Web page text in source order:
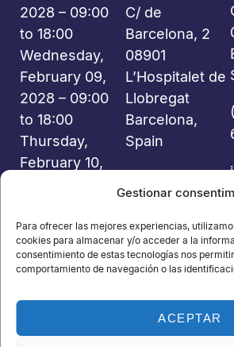
Gestionar
Para ofrecer las mejores experiencias,
cookies para almacenar y/o acceder a la
consentimiento de estas tecnologías nos
comportamiento de navegación o las
ACEPTAR
2028 – 09:00
to 18:00
Wednesday,
February 09,
2028 – 09:00
to 18:00
Thursday,
February 10,
C/ de
Barcelona, 2
08901
L’Hospitalet de
Llobregat
Barcelona,
Spain
©2026 Polusolidos® - All rights
PROFEI SL – NIF: B60035490 –